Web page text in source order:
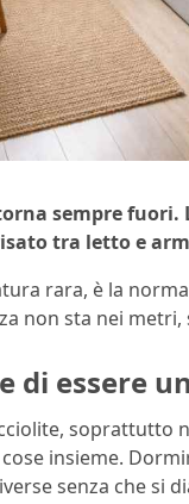
sempre fuori.
tra letto e
rara, è la
non sta nei metri,
di essere
soprattutto
insieme.
senza che si